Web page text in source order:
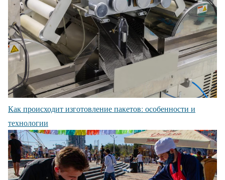
Как происходит изготовление пакетов: особенности и
технологии